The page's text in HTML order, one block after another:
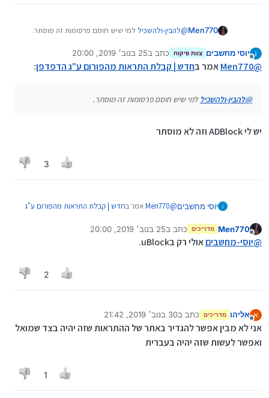
הבאה...
א. תמשיך להקליק ימני ולבחור ב"בדוק"
ולמחוק עד שהכל ייעלם
Men770
@להבין-ולהשכיל למי שיש חוסם פרסומות זה מוסתר.
מנותק
יוסי מחשבים צוות פיקוח כתב ב25 בנוב׳ 2019, 20:00
נערך לאחרונה על ידי
@
Men770אמר בחדש | קבלת התראות מהפורום ע"ג הדפדפן:
@להבין-ולהשכיל למי שיש חוסם פרסומות זה מוסתר.
יש לי ADBlock וזה לא מוסתר
3
יוסי מחשבים@
Men770 אמר בחדש | קבלת התראות מהפורום ע"ג
@להבין-ולהשכיל מנותק
Men770 מדריכים כתב ב25 בנוב׳ 2019, 20:00
נערך לאחרונה על ידי
@יוסי-מחשביםאולי רק בuBlock.
2
א
מנותק
אליהו מדריכים כתב ב30 בנוב׳ 2019, 21:42
נערך לאחרונה על ידי אליהו
אני לא מבין אפשר להגדיר באתר של ההתראות שזה יהיה בצד שמואל
ואפשר לעשות שזה יהיה בעברית
1